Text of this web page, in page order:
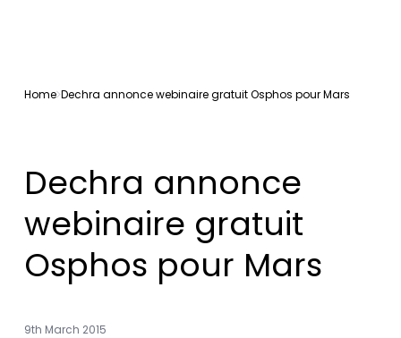
Home Dechra annonce webinaire gratuit Osphos pour Mars
Dechra annonce
webinaire gratuit
Osphos pour Mars
9th March 2015